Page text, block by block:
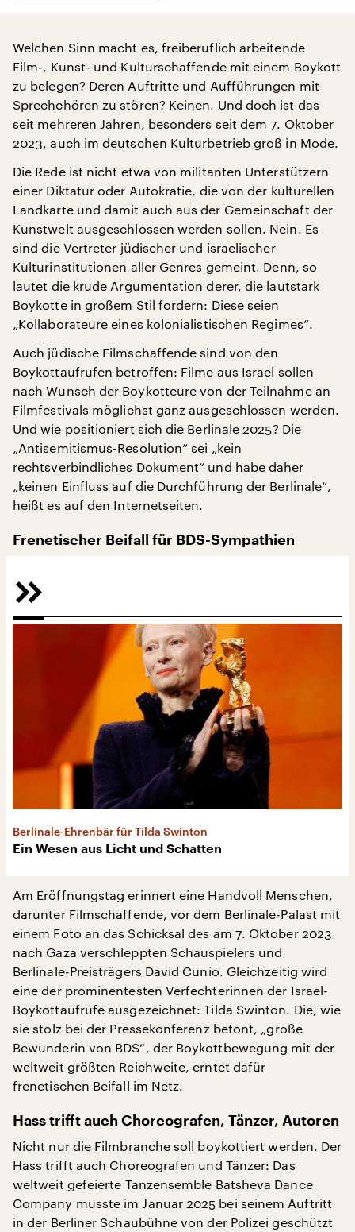
Welchen Sinn macht es, freiberuflich arbeitende
Film-, Kunst- und Kulturschaffende mit einem Boykott
zu belegen? Deren Auftritte und Aufführungen mit
Sprechchören zu stören? Keinen. Und doch ist das
seit mehreren Jahren, besonders seit dem 7. Oktober
2023, auch im deutschen Kulturbetrieb groß in Mode.
Die Rede ist nicht etwa von militanten Unterstützern
einer Diktatur oder Autokratie, die von der kulturellen
Landkarte und damit auch aus der Gemeinschaft der
Kunstwelt ausgeschlossen werden sollen. Nein. Es
sind die Vertreter jüdischer und israelischer
Kulturinstitutionen aller Genres gemeint. Denn, so
lautet die krude Argumentation derer, die lautstark
Boykotte in großem Stil fordern: Diese seien
„Kollaborateure eines kolonialistischen Regimes“.
Auch jüdische Filmschaffende sind von den
Boykottaufrufen betroffen: Filme aus Israel sollen
nach Wunsch der Boykotteure von der Teilnahme an
Filmfestivals möglichst ganz ausgeschlossen werden.
Und wie positioniert sich die Berlinale 2025? Die
„Antisemitismus-Resolution“ sei „kein
rechtsverbindliches Dokument“ und habe daher
„keinen Einfluss auf die Durchführung der Berlinale“,
heißt es auf den Internetseiten.
Frenetischer Beifall für BDS-Sympathien
Berlinale-Ehrenbär für Tilda Swinton
Ein Wesen aus Licht und Schatten
Am Eröffnungstag erinnert eine Handvoll Menschen,
darunter Filmschaffende, vor dem Berlinale-Palast mit
einem Foto an das Schicksal des am 7. Oktober 2023
nach Gaza verschleppten Schauspielers und
Berlinale-Preisträgers David Cunio. Gleichzeitig wird
eine der prominentesten Verfechterinnen der Israel-
Boykottaufrufe ausgezeichnet: Tilda Swinton. Die, wie
sie stolz bei der Pressekonferenz betont, „große
Bewunderin von BDS“, der Boykottbewegung mit der
weltweit größten Reichweite, erntet dafür
frenetischen Beifall im Netz.
Hass trifft auch Choreografen, Tänzer, Autoren
Nicht nur die Filmbranche soll boykottiert werden. Der
Hass trifft auch Choreografen und Tänzer: Das
weltweit gefeierte Tanzensemble Batsheva Dance
Company musste im Januar 2025 bei seinem Auftritt
in der Berliner Schaubühne von der Polizei geschützt